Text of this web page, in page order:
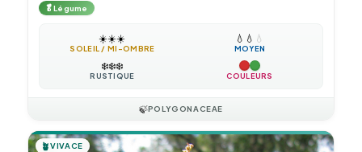
🥬Légume
☀️☀️☀️
SOLEIL / MI-OMBRE
💧 💧 💧
MOYEN
❄️❄️❄️
RUSTIQUE COULEURS
🍃POLYGONACEAE
🪴VIVACE